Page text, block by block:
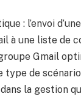
: l’envoi
à une liste de
Gmail
type de
la gestion